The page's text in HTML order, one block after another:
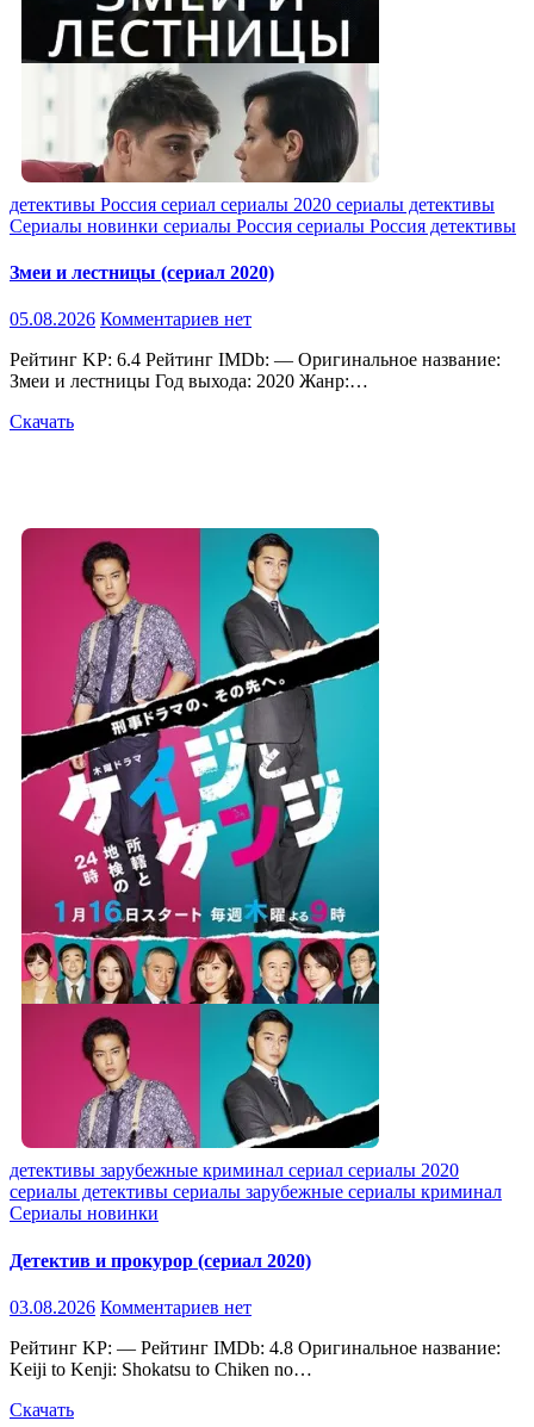
детективы Россия сериал сериалы 2020 сериалы детективы
Сериалы новинки сериалы Россия сериалы Россия детективы
Змеи и лестницы (сериал 2020)
05.08.2026 Комментариев нет
Рейтинг KP: 6.4 Рейтинг IMDb: — Оригинальное название:
Змеи и лестницы Год выхода: 2020 Жанр:…
Скачать
детективы зарубежные криминал сериал сериалы 2020
сериалы детективы сериалы зарубежные сериалы криминал
Сериалы новинки
Детектив и прокурор (сериал 2020)
03.08.2026 Комментариев нет
Рейтинг KP: — Рейтинг IMDb: 4.8 Оригинальное название:
Keiji to Kenji: Shokatsu to Chiken no…
Скачать